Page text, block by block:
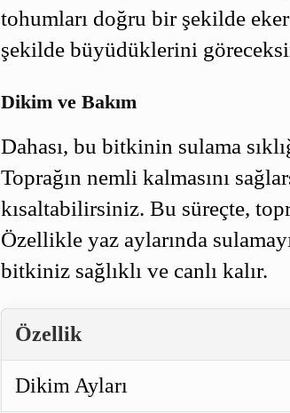
tohumları doğru bir şekilde
şekilde büyüdüklerini
Dikim ve Bakım
Dahası, bu bitkinin sulama
Toprağın nemli kalmasını
kısaltabilirsiniz. Bu süreçte,
Özellikle yaz aylarında
bitkiniz sağlıklı ve canlı kalır.
Özellik
Dikim Ayları